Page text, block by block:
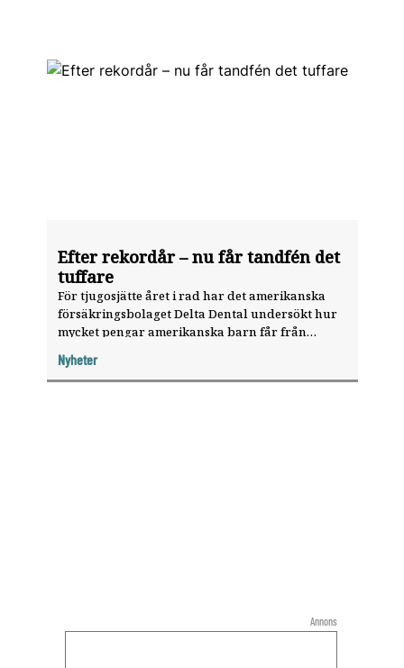
Efter rekordår – nu får tandfén det
tuffare
För tjugosjätte året i rad har det amerikanska
försäkringsbolaget Delta Dental undersökt hur
mycket pengar amerikanska barn får från
nu kärvare tider.
Nyheter
Annons